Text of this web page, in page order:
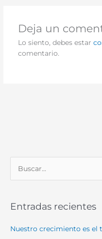
Deja un
Lo siento, debes estar
comentario.
c
Entradas recientes
Nuestro crecimiento es el